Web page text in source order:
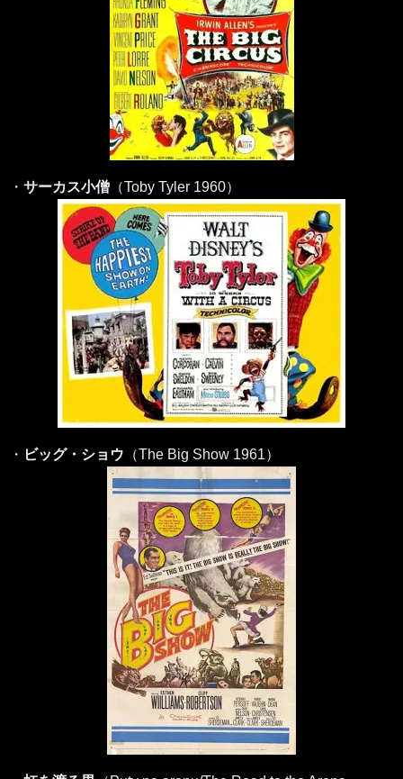
・ サーカス小僧 （Toby Tyler 1960）
・ ビッグ・ショウ （The Big Show 1961）